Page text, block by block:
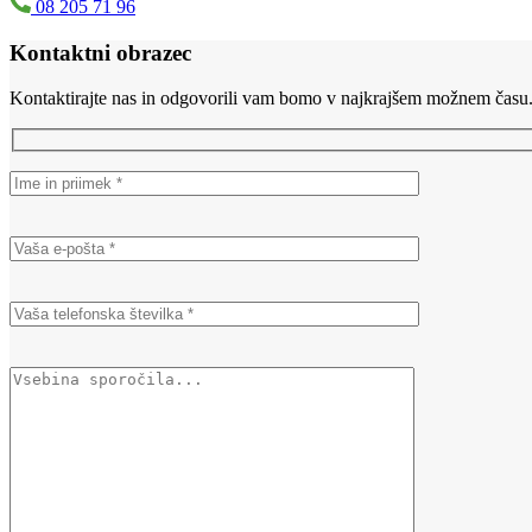
08 205 71 96
Kontaktni obrazec
Kontaktirajte nas in odgovorili vam bomo v najkrajšem možnem času.